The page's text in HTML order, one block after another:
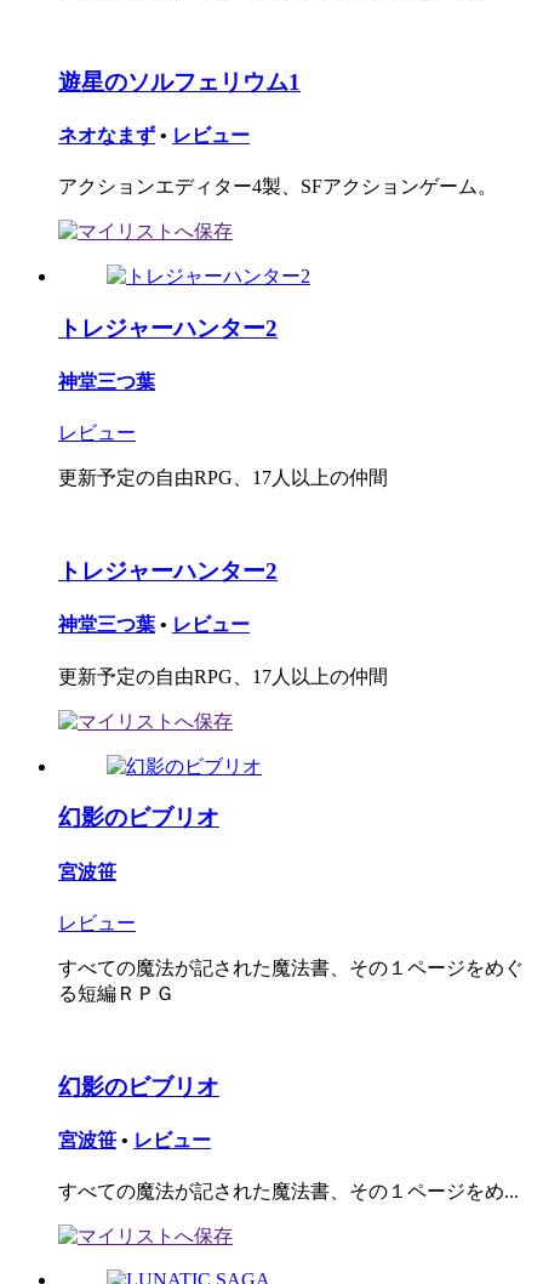
遊星のソルフェリウム1
ネオなまず • レビュー
アクションエディター4製、SFアクションゲーム。
トレジャーハンター2
神堂三つ葉
レビュー
更新予定の自由RPG、17人以上の仲間
トレジャーハンター2
神堂三つ葉 • レビュー
更新予定の自由RPG、17人以上の仲間
幻影のビブリオ
宮波笹
レビュー
すべての魔法が記された魔法書、その１ページをめぐ
る短編ＲＰＧ
幻影のビブリオ
宮波笹 • レビュー
すべての魔法が記された魔法書、その１ページをめ...